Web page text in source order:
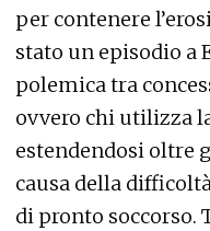
per contenere
stato un episodio a
polemica tra
ovvero chi utilizza
estendendosi oltre
causa della
di pronto soccorso.